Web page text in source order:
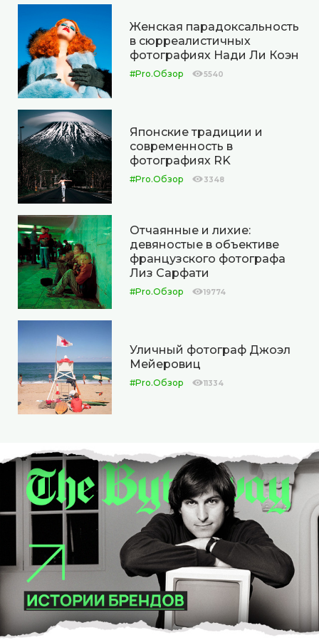
Женская парадоксальность
в сюрреалистичных
фотографиях Нади Ли Коэн
#Pro.Обзор 5540
Японские традиции и
современность в
фотографиях RK
#Pro.Обзор 3348
Отчаянные и лихие:
девяностые в объективе
французского фотографа
Лиз Сарфати
#Pro.Обзор 19774
Уличный фотограф Джоэл
Мейеровиц
#Pro.Обзор 11334